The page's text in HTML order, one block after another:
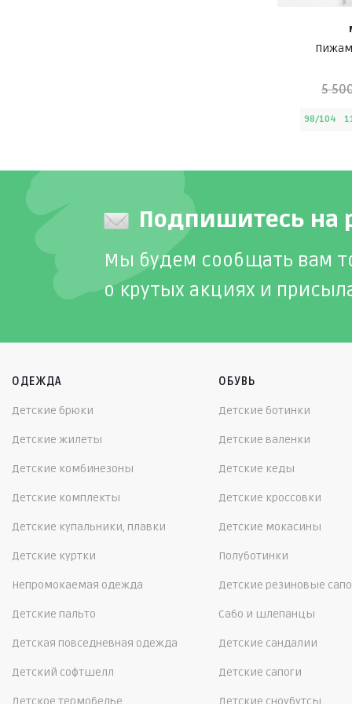
5
98/104
Подпишитесь на
Мы будем сообщать вам
о крутых акциях и
ОДЕЖДА
Детские брюки
Детские жилеты
Детские комбинезоны
Детские комплекты
Детские купальники, плавки
Детские куртки
Непромокаемая одежда
Детские пальто
Детская повседневная одежда
Детский софтшелл
Детское термобелье
ОБУВЬ
Детские ботинки
Детские валенки
Детские кеды
Детские кроссовки
Детские мокасины
Полуботинки
Детские резиновые
Сабо и шлепанцы
Детские сандалии
Детские сапоги
Детские сноубутсы